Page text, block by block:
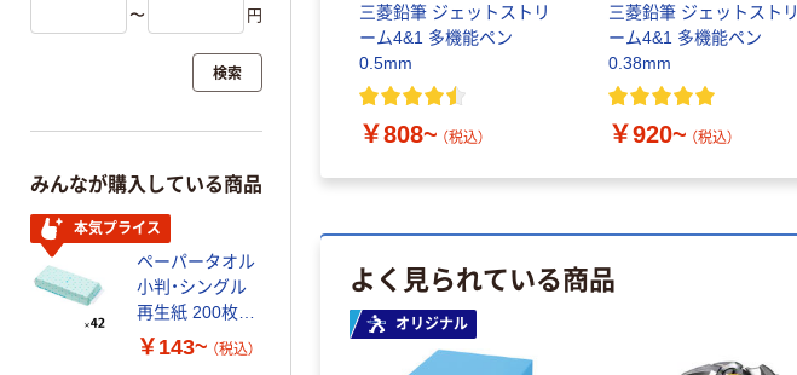
三菱鉛筆 ジェットストリ
ーム4&1 多機能ペン
0.5mm
￥808~ （税込）
三菱鉛筆 ジェットストリ
ーム4&1 多機能ペン
0.38mm
￥920~ （税込）
よく見られている商品
オリジナル
〜 円
検索
みんなが購入している商品
本気プライス
ペーパータオル
小判・シングル
再生紙 200枚
FSC認証紙 アス
クルオリジナル
￥143~ （税込）